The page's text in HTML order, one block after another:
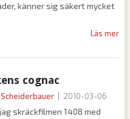
känner sig säkert mycket
Läs mer
cognac
2010-03-06
skräckfilmen 1408 med